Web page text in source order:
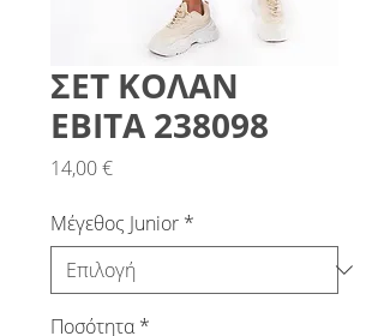
ΣΕΤ ΚΟΛΑΝ
ΕΒΙΤΑ 238098
14,00 €Τιμή
Μέγεθος Junior *
Ποσότητα *